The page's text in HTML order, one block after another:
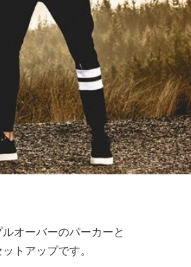
オーバーのパーカーと
トアップです。